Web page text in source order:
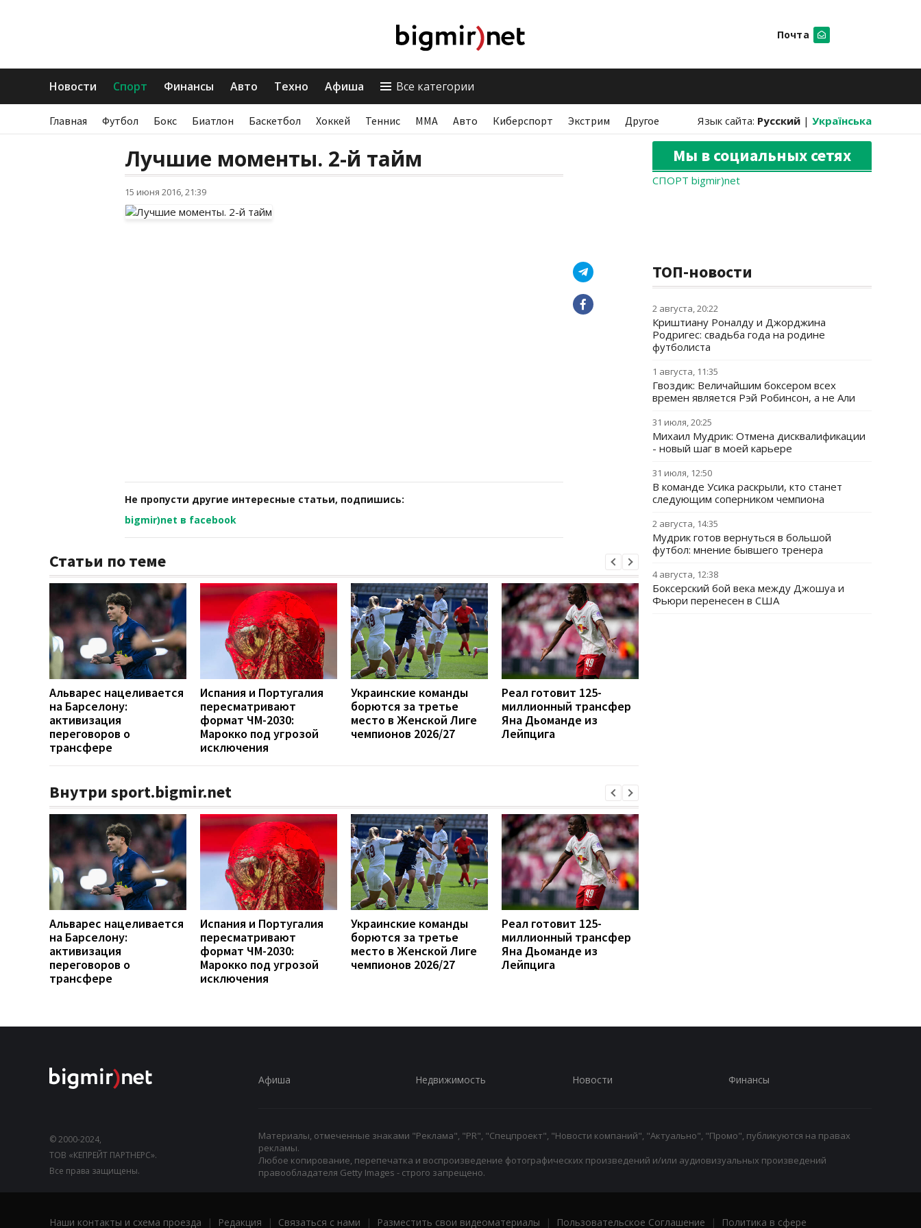
Почта
Новости Спорт Финансы Авто Техно Афиша Все категории
Главная Футбол Бокс Биатлон Баскетбол Хоккей Теннис ММА Авто Киберспорт Экстрим Другое Язык сайта: Русский | Українська
Лучшие моменты. 2-й тайм
15 июня 2016, 21:39
Не пропусти другие интересные статьи, подпишись:
bigmir)net в facebook
Статьи по теме
Альварес нацеливается
на Барселону:
активизация
переговоров о
трансфере
Испания и Португалия
пересматривают
формат ЧМ-2030:
Марокко под угрозой
исключения
Украинские команды
борются за третье
место в Женской Лиге
чемпионов 2026/27
Реал готовит 125-
миллионный трансфер
Яна Дьоманде из
Лейпцига
Внутри sport.bigmir.net
Альварес нацеливается
на Барселону:
активизация
переговоров о
трансфере
Испания и Португалия
пересматривают
формат ЧМ-2030:
Марокко под угрозой
исключения
Украинские команды
борются за третье
место в Женской Лиге
чемпионов 2026/27
Реал готовит 125-
миллионный трансфер
Яна Дьоманде из
Лейпцига
Мы в социальных сетях
СПОРТ bigmir)net
ТОП-новости
2 августа, 20:22
Криштиану Роналду и Джорджина
Родригес: свадьба года на родине
футболиста
1 августа, 11:35
Гвоздик: Величайшим боксером всех
времен является Рэй Робинсон, а не Али
31 июля, 20:25
Михаил Мудрик: Отмена дисквалификации
- новый шаг в моей карьере
31 июля, 12:50
В команде Усика раскрыли, кто станет
следующим соперником чемпиона
2 августа, 14:35
Мудрик готов вернуться в большой
футбол: мнение бывшего тренера
4 августа, 12:38
Боксерский бой века между Джошуа и
Фьюри перенесен в США
© 2000-2024,
ТОВ «КЕПРЕЙТ ПАРТНЕРС».
Все права защищены.
Афиша Недвижимость Новости Финансы
Материалы, отмеченные знаками "Реклама", "PR", "Спецпроект", "Новости компаний", "Актуально", "Промо", публикуются на правах
рекламы.
Любое копирование, перепечатка и воспроизведение фотографических произведений и/или аудиовизуальных произведений
правообладателя Getty Images - строго запрещено.
Наши контакты и схема проезда | Редакция | Связаться с нами | Разместить свои видеоматериалы | Пользовательское Соглашение |
Политика в сфере